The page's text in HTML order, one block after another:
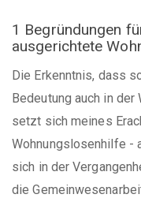
1 Begründungen
ausgerichtete
Die Erkenntnis, dass
Bedeutung auch in
setzt sich meines
Wohnungslosenhilfe -
sich in der
die